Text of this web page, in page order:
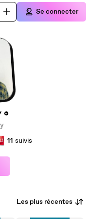
Se connecter
11 suivis
Les plus récentes